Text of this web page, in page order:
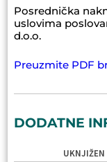
Posrednička
uslovima
d.o.o.
Preuzmite PDF
DODATNE
UKNJIŽEN